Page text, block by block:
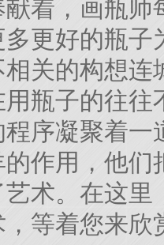
着，画瓶
更好的瓶
关的构想
瓶子的往
序凝聚着
作用，他
术。在这里
等着您来